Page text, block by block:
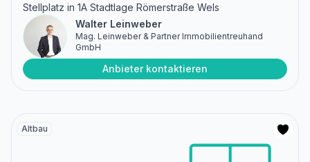
Stellplatz in 1A Stadtlage Römerstraße Wels
Walter Leinweber
Mag. Leinweber & Partner Immobilientreuhand
GmbH
Anbieter kontaktieren
Altbau